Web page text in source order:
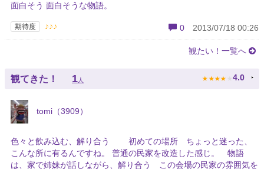
面白そう 面白そうな物語。
期待度 ♪♪♪ 0 2013/07/18 00:26
観たい！一覧へ
観てきた！ 1 人 ★ ★ ★ ★ ★ 4.0
tomi（3909）
色々と飲み込む、解り合う 初めての場所 ちょっと迷った、
こんな所に有るんですね。 普通の民家を改造した感じ。 物語
は、家で姉妹が話しながら、解り合う この会場の民家の雰囲気を